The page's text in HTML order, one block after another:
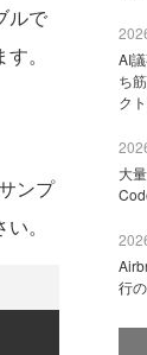
ルで
。
ンプ
。
AI
ち
ク
大
行